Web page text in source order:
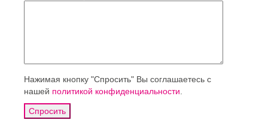
Нажимая кнопку "Спросить" Вы соглашаетесь с
нашей политикой конфиденциальности